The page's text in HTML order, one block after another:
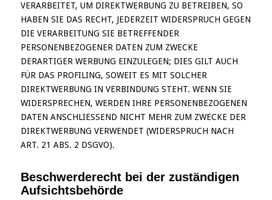
VERARBEITET, UM DIREKTWERBUNG ZU BETREIBEN, SO
HABEN SIE DAS RECHT, JEDERZEIT WIDERSPRUCH GEGEN
DIE VERARBEITUNG SIE BETREFFENDER
PERSONENBEZOGENER DATEN ZUM ZWECKE
DERARTIGER WERBUNG EINZULEGEN; DIES GILT AUCH
FÜR DAS PROFILING, SOWEIT ES MIT SOLCHER
DIREKTWERBUNG IN VERBINDUNG STEHT. WENN SIE
WIDERSPRECHEN, WERDEN IHRE PERSONENBEZOGENEN
DATEN ANSCHLIESSEND NICHT MEHR ZUM ZWECKE DER
DIREKTWERBUNG VERWENDET (WIDERSPRUCH NACH
ART. 21 ABS. 2 DSGVO).
Beschwerde­recht bei der zuständigen
Aufsichts­behörde